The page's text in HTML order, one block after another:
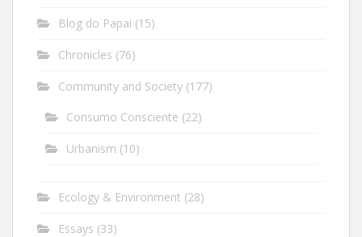
Blog do Papai (15)
Chronicles (76)
Community and Society (177)
Consumo Consciente (22)
Urbanism (10)
Ecology & Environment (28)
Essays (33)